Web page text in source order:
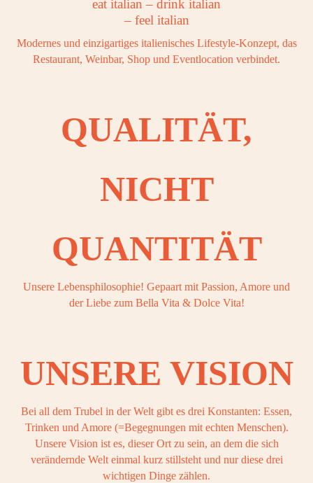
eat italian – drink italian
– feel italian
Modernes und einzigartiges italienisches Lifestyle-Konzept, das
Restaurant, Weinbar, Shop und Eventlocation verbindet.
QUALITÄT,
NICHT
QUANTITÄT
Unsere Lebensphilosophie! Gepaart mit Passion, Amore und
der Liebe zum Bella Vita & Dolce Vita!
UNSERE VISION
Bei all dem Trubel in der Welt gibt es drei Konstanten: Essen,
Trinken und Amore (=Begegnungen mit echten Menschen).
Unsere Vision ist es, dieser Ort zu sein, an dem die sich
verändernde Welt einmal kurz stillsteht und nur diese drei
wichtigen Dinge zählen.